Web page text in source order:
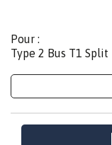
Pour :
Type 2 Bus T1 Split